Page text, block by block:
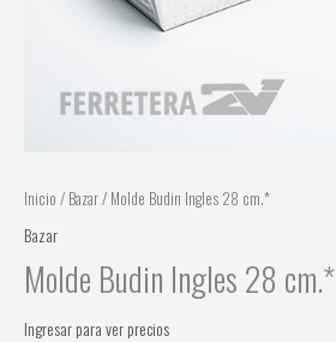
Inicio / Bazar/ Molde Budin Ingles 28 cm.*
Bazar
Molde Budin Ingles 28 cm.*
Ingresar para ver precios